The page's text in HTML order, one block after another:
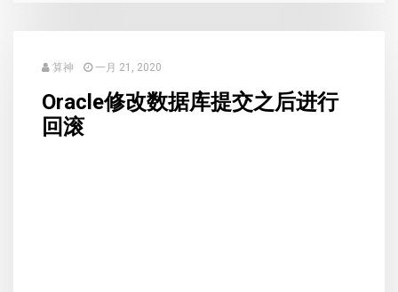
算神 一月 21, 2020
Oracle修改数据库提交之后进行
回滚